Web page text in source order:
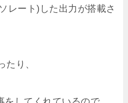
レート)した出力が搭載さ
たり、